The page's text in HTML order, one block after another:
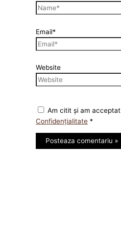
Email*
Website
Am citit și am acceptat
Confidențialitate *